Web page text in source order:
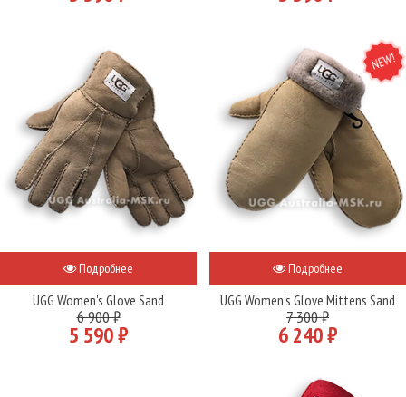
Подробнее
UGG Women's Glove Sand
6 900 ₽
5 590 ₽
NEW
Подробнее
UGG Women's Glove Mittens Sand
7 300 ₽
6 240 ₽